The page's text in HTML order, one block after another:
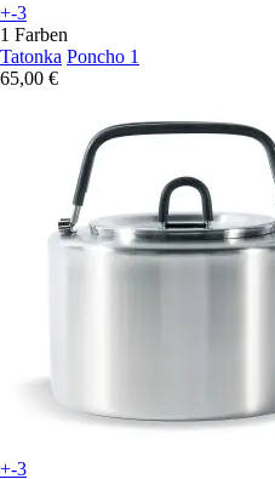
+-3
1 Farben
Tatonka Poncho 1
65,00 €
+-3